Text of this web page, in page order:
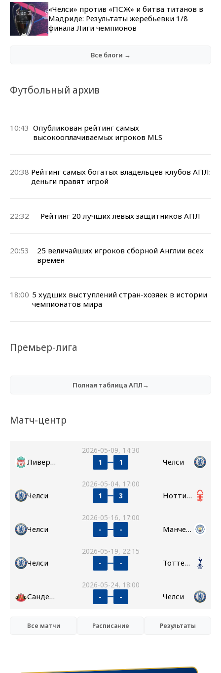
«Челси» против «ПСЖ» и битва титанов в
Мадриде: Результаты жеребьевки 1/8
финала Лиги чемпионов
Все блоги →
Футбольный архив
10:43 Опубликован рейтинг самых
высокооплачиваемых игроков MLS
20:38 Рейтинг самых богатых владельцев клубов АПЛ:
деньги правят игрой
22:32 Рейтинг 20 лучших левых защитников АПЛ
20:53
25 величайших игроков сборной Англии всех
времен
18:00 5 худших выступлений стран-хозяек в истории
чемпионатов мира
Премьер-лига
Полная таблица АПЛ→
Матч-центр
2026-05-09, 14:30
Ливерпуль 1 1 Челси
2026-05-04, 17:00
Челси 1 3 Ноттингем Форест
2026-05-16, 17:00
Челси - - Манчестер Сити
2026-05-19, 22:15
Челси - - Тоттенхэм
2026-05-24, 18:00
Сандерленд - - Челси
Все матчи Расписание Результаты